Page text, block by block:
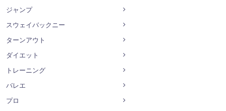
ジャンプ
スウェイバックニー
ターンアウト
ダイエット
トレーニング
バレエ
プロ